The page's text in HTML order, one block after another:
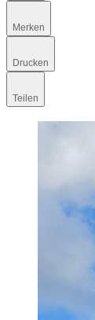
Merken
Drucken
Teilen